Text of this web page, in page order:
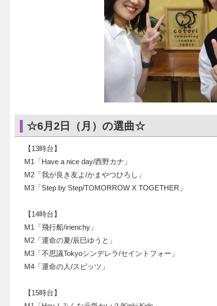
☆6月2日（月）の選曲☆
【13時台】
M1「Have a nice day/西野カナ」
M2「我が良き友よ/かまやつひろし」
M3「Step by Step/TOMORROW X TOGETHER」
【14時台】
M1「飛行船/irienchy」
M2「運命の夏/辰巳ゆうと」
M3「不思議Tokyoシンデレラ/セイントフォー」
M4「運命の人/スピッツ」
【15時台】